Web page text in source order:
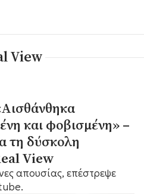
View
και φοβισμένη» –
τη δύσκολη
View
απουσίας, επέστρεψε